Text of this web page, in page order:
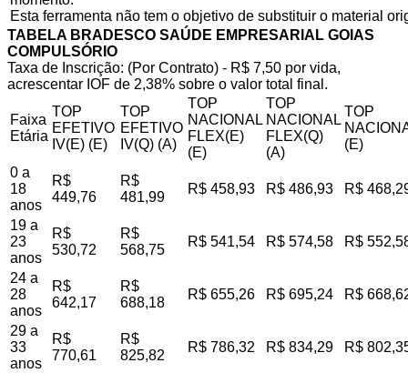
Esta ferramenta não tem o objetivo de substituir o material
TABELA BRADESCO SAÚDE EMPRESARIAL GOIAS
COMPULSÓRIO
Taxa de Inscrição: (Por Contrato) - R$ 7,50 por vida,
acrescentar IOF de 2,38% sobre o valor total final.
Faixa
Etária
TOP
EFETIVO
IV(E) (E)
TOP
EFETIVO
IV(Q) (A)
TOP
NACIONAL
FLEX(E)
(E)
TOP
NACIONAL
FLEX(Q)
(A)
TOP
(E)
0 a
18
anos
R$
449,76
R$
481,99
R$ 458,93 R$ 486,93 R$
19 a
23
anos
R$
530,72
R$
568,75
R$ 541,54 R$ 574,58 R$
24 a
28
anos
R$
642,17
R$
688,18
R$ 655,26 R$ 695,24 R$
29 a
33
anos
R$
770,61
R$
825,82
R$ 786,32 R$ 834,29 R$